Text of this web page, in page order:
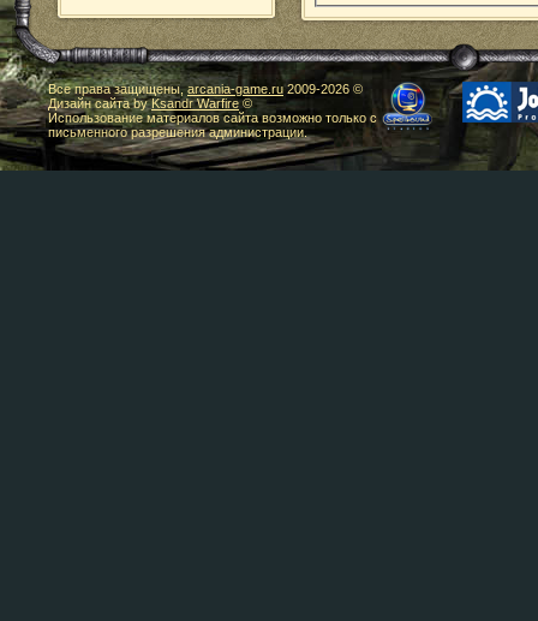
Все права защищены,arcania-game.ru2009-2026 ©
Дизайн сайта byKsandr Warfire©
Использование материалов сайта возможно только с
письменного разрешения администрации.